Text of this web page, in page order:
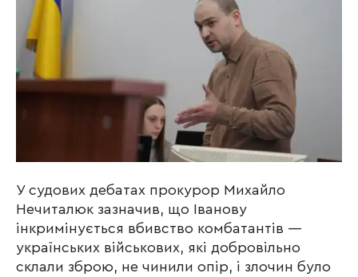
У судових дебатах прокурор Михайло
Нечиталюк зазначив, що Іванову
інкримінується вбивство комбатантів —
українських військових, які добровільно
склали зброю, не чинили опір, і злочин було